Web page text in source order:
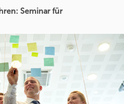
Seminar für